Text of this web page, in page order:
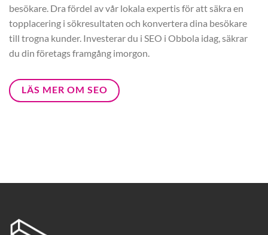
besökare. Dra fördel av vår lokala expertis för att säkra en
topplacering i sökresultaten och konvertera dina besökare
till trogna kunder. Investerar du i SEO i Obbola idag, säkrar
du din företags framgång imorgon.
LÄS MER OM SEO